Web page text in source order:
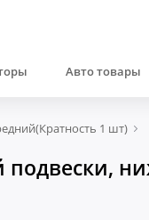
Авто товары
1 шт)